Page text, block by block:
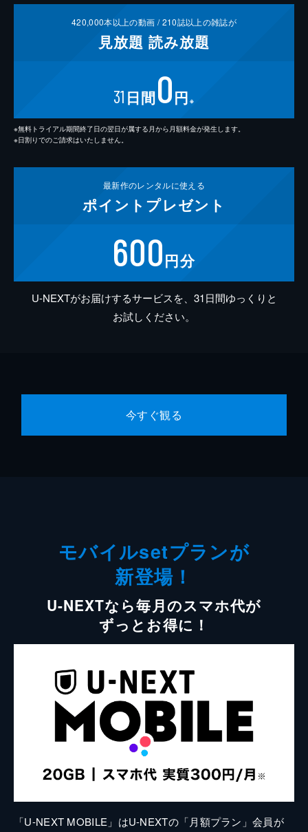
420,000本以上の動画 /210誌以上の雑誌が
見放題 読み放題
31 日間0円 ※
※無料トライアル期間終了日の翌日が属する月から月額料金が発生します。
※日割りでのご請求はいたしません。
最新作のレンタルに使える
ポイント プレゼント
600円分
U-NEXTがお届けするサービスを、31日間ゆっくりと
お試しください。
今すぐ観る
モバイルsetプランが
新登場！
U-NEXTなら毎月のスマホ代が
ずっとお得に！
「U-NEXT MOBILE」はU-NEXTの「月額プラン」会員が